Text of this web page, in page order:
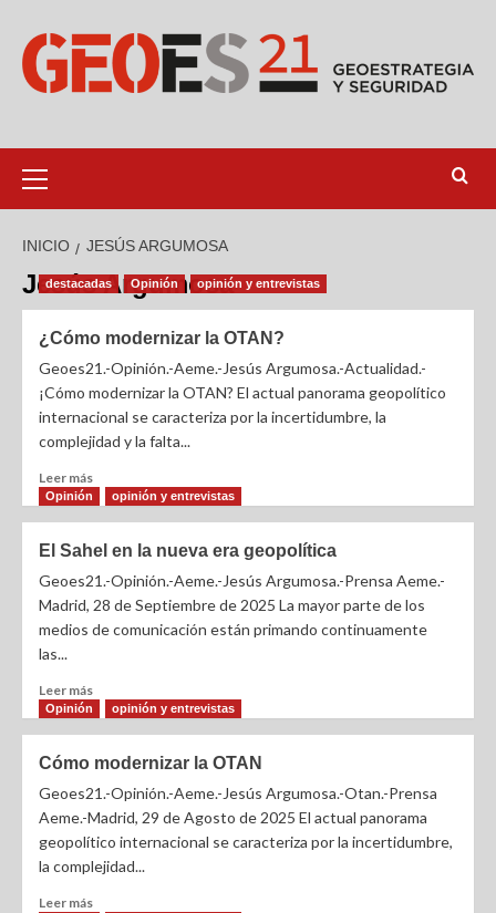
INICIO JESÚS ARGUMOSA
Jesús Argumosa
destacadas Opinión opinión y entrevistas
¿Cómo modernizar la OTAN?
Geoes21.-Opinión.-Aeme.-Jesús Argumosa.-Actualidad.-
¡Cómo modernizar la OTAN? El actual panorama geopolítico
internacional se caracteriza por la incertidumbre, la
complejidad y la falta...
Leer más
Opinión opinión y entrevistas
El Sahel en la nueva era geopolítica
Geoes21.-Opinión.-Aeme.-Jesús Argumosa.-Prensa Aeme.-
Madrid, 28 de Septiembre de 2025 La mayor parte de los
medios de comunicación están primando continuamente
las...
Leer más
Opinión opinión y entrevistas
Cómo modernizar la OTAN
Geoes21.-Opinión.-Aeme.-Jesús Argumosa.-Otan.-Prensa
Aeme.-Madrid, 29 de Agosto de 2025 El actual panorama
geopolítico internacional se caracteriza por la incertidumbre,
la complejidad...
Leer más